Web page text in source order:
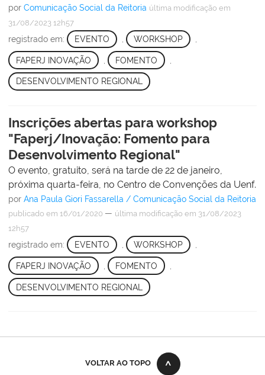
por Comunicação Social da Reitoria última modificação em
31/08/2023 12h57
registrado em: EVENTO WORKSHOP
FAPERJ INOVAÇÃO FOMENTO
DESENVOLVIMENTO REGIONAL
Inscrições abertas para workshop
"Faperj/Inovação: Fomento para
Desenvolvimento Regional"
O evento, gratuito, será na tarde de 22 de janeiro,
próxima quarta-feira, no Centro de Convenções da Uenf.
por Ana Paula Giori Fassarella / Comunicação Social da Reitoria
publicado em 16/01/2020 — última modificação em 31/08/2023
12h57
registrado em: EVENTO WORKSHOP
FAPERJ INOVAÇÃO FOMENTO
DESENVOLVIMENTO REGIONAL
VOLTAR AO TOPO